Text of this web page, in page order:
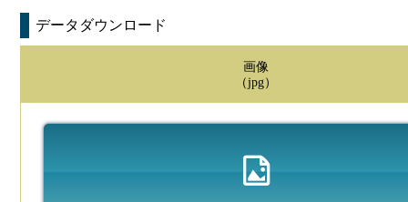
データダウンロード
画像
（jpg）